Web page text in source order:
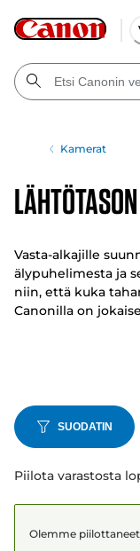
Kamerat
Vasta-alkajille
älypuhelimesta ja
niin, että kuka
Canonilla on
SUODATIN
Piilota varastosta
Olemme